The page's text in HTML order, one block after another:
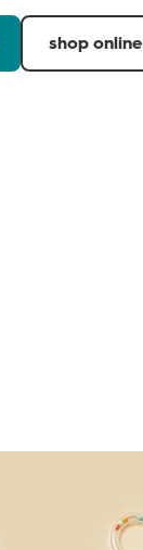
shop online